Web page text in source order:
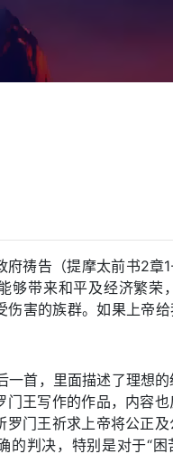
府祷告（提摩太前书2章
够带来和平及经济繁
伤害的族群。如果上帝
首，里面描述了理想的
门王写作的作品，内容
罗门王祈求上帝将公正及
的判决，特别是对于“困